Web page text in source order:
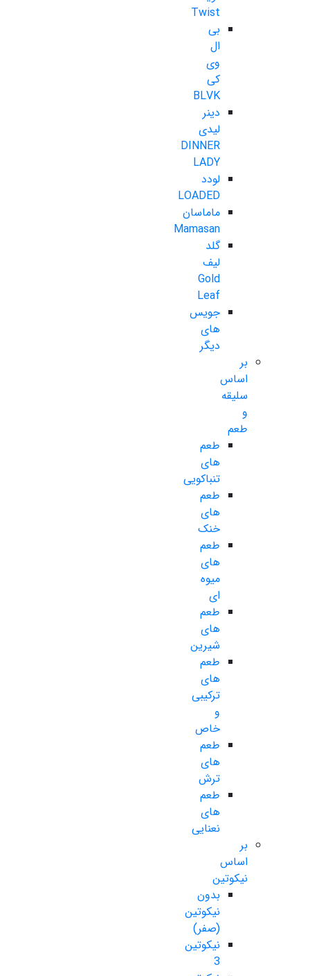
Twist
بی
ال
وی
کی
BLVK
دینر
لیدی
DINNER
LADY
لودد
LOADED
ماماسان
Mamasan
گلد
لیف
Gold
Leaf
جویس
های
دیگر
بر
اساس
سلیقه
و
طعم
طعم
های
تنباکویی
طعم
های
خنک
طعم
های
میوه
ای
طعم
های
شیرین
طعم
های
ترکیبی
و
خاص
طعم
های
ترش
طعم
های
نعنایی
بر
اساس
نیکوتین
بدون
نیکوتین
(صفر)
نیکوتین
3